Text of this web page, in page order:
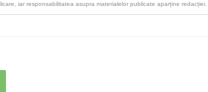
iar responsabilitatea asupra materialelor publicate aparține redacției.